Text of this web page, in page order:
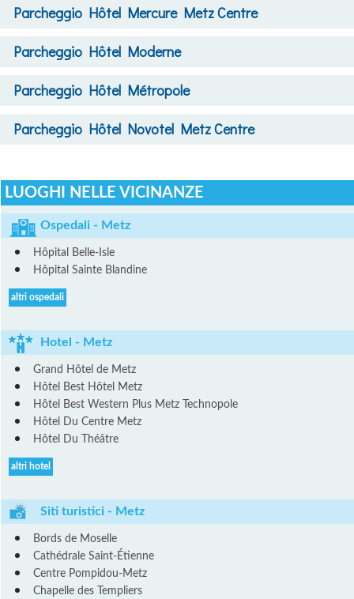
Parcheggio Hôtel Mercure Metz Centre
Parcheggio Hôtel Moderne
Parcheggio Hôtel Métropole
Parcheggio Hôtel Novotel Metz Centre
LUOGHI NELLE VICINANZE
Ospedali - Metz
Hôpital Belle-Isle
Hôpital Sainte Blandine
altri ospedali
Hotel - Metz
Grand Hôtel de Metz
Hôtel Best Hôtel Metz
Hôtel Best Western Plus Metz Technopole
Hôtel Du Centre Metz
Hôtel Du Théâtre
altri hotel
Siti turistici - Metz
Bords de Moselle
Cathédrale Saint-Étienne
Centre Pompidou-Metz
Chapelle des Templiers